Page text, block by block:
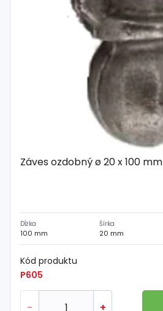
Záves ozdobný ø 20 x 100 mm
Dĺžka
100 mm
Šírka
20 mm
Kód produktu
P605
- +